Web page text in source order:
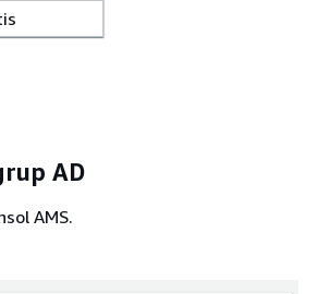
AD
AMS.